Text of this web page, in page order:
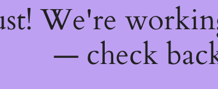
We're
— check